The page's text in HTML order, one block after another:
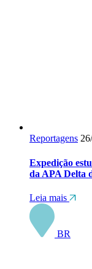
Reportagens
Expedição
da APA Delta
Leia mais
BR